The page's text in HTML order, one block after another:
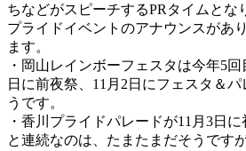
ちなどがスピーチするPRタイムとな
プライドイベントのアナウンスがあ
ます。
・岡山レインボーフェスタは今年5
日に前夜祭、11月2日にフェスタ＆
うです。
・香川プライドパレードが11月3日
と連続なのは、たまたまだそうです